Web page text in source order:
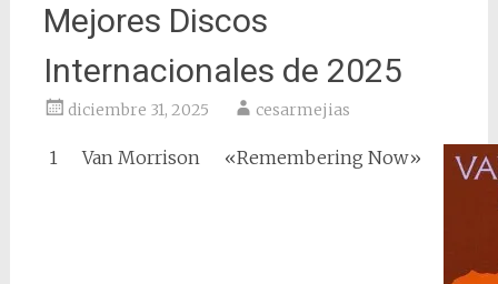
Mejores Discos
Internacionales de 2025
diciembre 31, 2025 cesarmejias
1 Van Morrison «Remembering Now»